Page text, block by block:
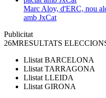
Marc Aloy, d'ERC, nou
amb JxCat
Publicitat
26MRESULTATS
Llistat BARCELONA
Llistat TARRAGONA
Llistat LLEIDA
Llistat GIRONA